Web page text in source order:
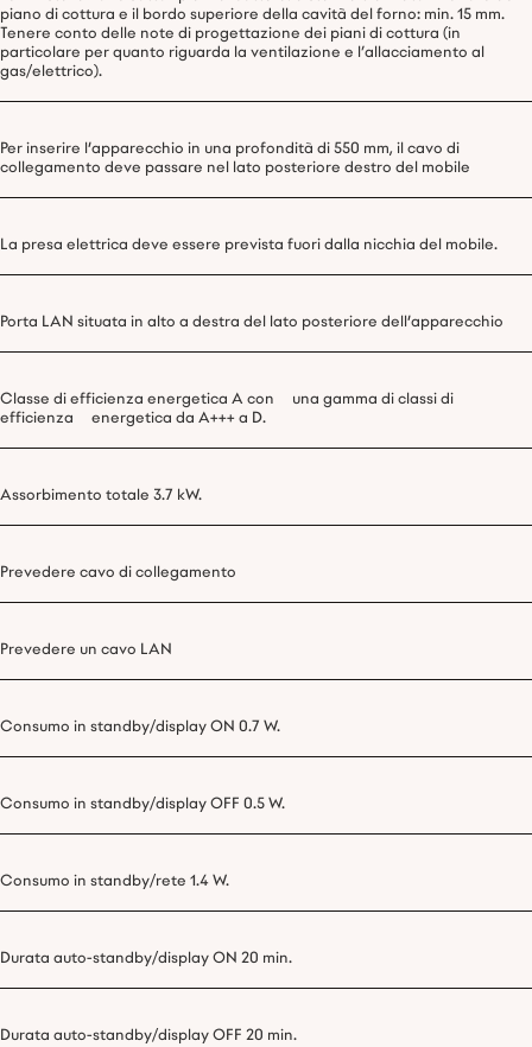
piano di cottura e il bordo superiore della cavità del forno: min. 15 mm.
Tenere conto delle note di progettazione dei piani di cottura (in
particolare per quanto riguarda la ventilazione e l’allacciamento al
gas/elettrico).
Per inserire l'apparecchio in una profondità di 550 mm, il cavo di
collegamento deve passare nel lato posteriore destro del mobile
La presa elettrica deve essere prevista fuori dalla nicchia del mobile.
Porta LAN situata in alto a destra del lato posteriore dell'apparecchio
Classe di efficienza energetica A con una gamma di classi di
efficienza energetica da A+++ a D.
Assorbimento totale 3.7 kW.
Prevedere cavo di collegamento
Prevedere un cavo LAN
Consumo in standby/display ON 0.7 W.
Consumo in standby/display OFF 0.5 W.
Consumo in standby/rete 1.4 W.
Durata auto-standby/display ON 20 min.
Durata auto-standby/display OFF 20 min.